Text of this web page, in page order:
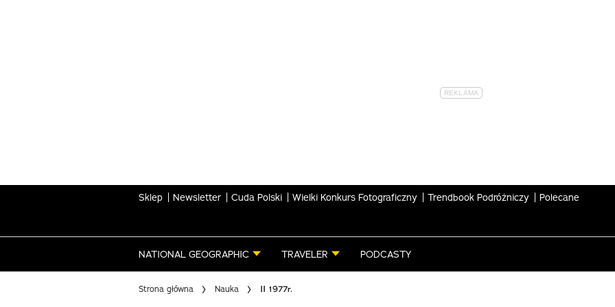
Sklep Newsletter Cuda Polski Wielki Konkurs Fotograficzny Trendbook Podróżniczy Polecane
NATIONAL GEOGRAPHIC TRAVELER PODCASTY
Strona główna Nauka II 1977r.